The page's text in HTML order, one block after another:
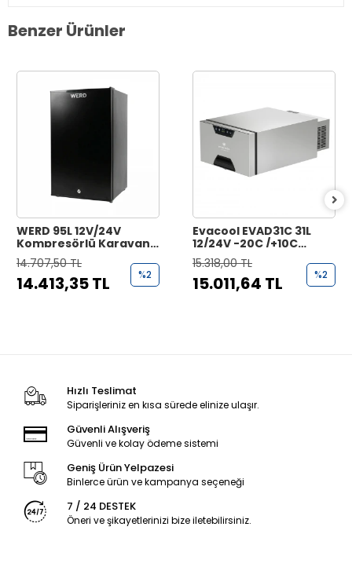
Benzer Ürünler
WERD 95L 12V/24V
Kompresörlü Karavan
Buzdolabı - 95 Litre
14.707,50 TL
14.413,35 TL %2
Evacool EVAD31C 31L
12/24V -20C /+10C
Çekmece Tipi
Kompresörlü Buzdolabı
15.318,00 TL
15.011,64 TL %2
Hızlı Teslimat
Siparişleriniz en kısa sürede elinize ulaşır.
Güvenli Alışveriş
Güvenli ve kolay ödeme sistemi
Geniş Ürün Yelpazesi
Binlerce ürün ve kampanya seçeneği
7 / 24 DESTEK
Öneri ve şikayetlerinizi bize iletebilirsiniz.